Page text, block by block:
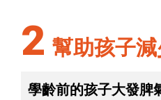
2 幫助孩子
學齡前的孩子大發脾